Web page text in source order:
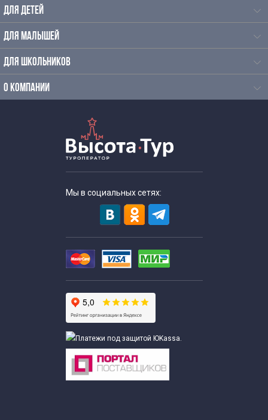
ДЛЯ ДЕТЕЙ
ДЛЯ МАЛЫШЕЙ
ДЛЯ ШКОЛЬНИКОВ
О КОМПАНИИ
Мы в социальных сетях: